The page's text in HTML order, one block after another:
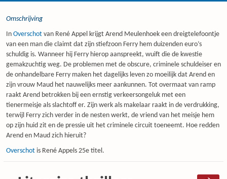
Omschrijving
In Overschot van René Appel krijgt Arend Meulenhoek een dreigtelefoontje
van een man die claimt dat zijn stiefzoon Ferry hem duizenden euro’s
schuldig is. Wanneer hij Ferry hierop aanspreekt, wuift die de kwestie
gemakzuchtig weg. De problemen met de obscure, criminele schuldeiser en
de onhandelbare Ferry maken het dagelijks leven zo moeilijk dat Arend en
zijn vrouw Maud het nauwelijks meer aankunnen. Tot overmaat van ramp
raakt Arend betrokken bij een ernstig verkeersongeluk met een
tienermeisje als slachtoff er. Zijn werk als makelaar raakt in de verdrukking,
terwijl Ferry zich verder in de nesten werkt, de vriend van het meisje hem
op zijn huid zit en de pressie uit het criminele circuit toeneemt. Hoe redden
Arend en Maud zich hieruit?
Overschot is René Appels 25e titel.